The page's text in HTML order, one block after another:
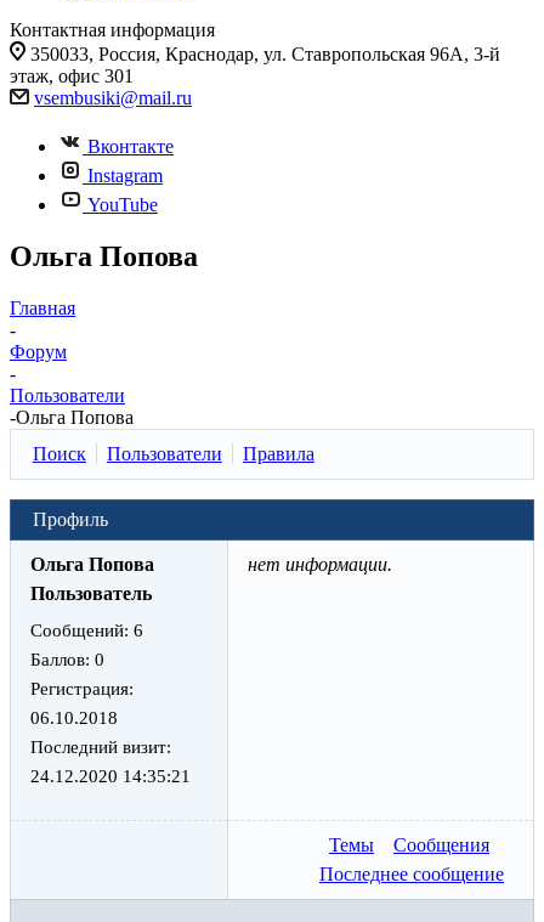
Контактная информация
350033, Россия, Краснодар, ул. Ставропольская 96А, 3-й
этаж, офис 301
vsembusiki@mail.ru
Вконтакте
Instagram
YouTube
Ольга Попова
Главная
-
Форум
-
Пользователи
-Ольга Попова
Поиск
Пользователи Правила
Профиль
Ольга Попова
Пользователь
Сообщений: 6
Баллов: 0
Регистрация:
06.10.2018
Последний визит:
24.12.2020 14:35:21
нет информации.
Темы
Сообщения
Последнее сообщение